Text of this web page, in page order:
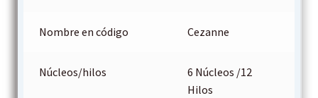
Nombre en código Cezanne
Núcleos/hilos
6 Núcleos /12
Hilos